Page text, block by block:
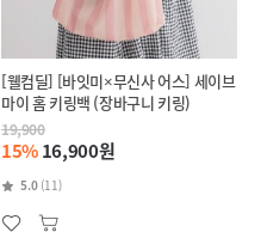
[웰컴딜] [바잇미×무신사 어스] 세이브
마이 홈 키링백 (장바구니 키링)
19,900
15%16,900원
5.0 (11)